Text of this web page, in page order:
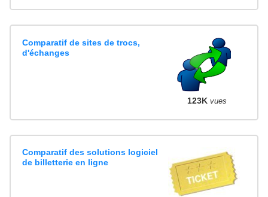
Comparatif de sites de trocs,
d'échanges
123K vues
Comparatif des solutions logiciel
de billetterie en ligne